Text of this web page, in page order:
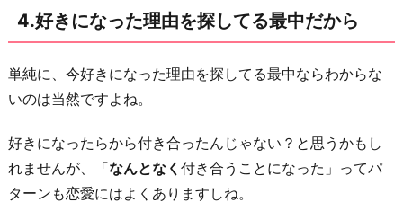
4.好きになった理由を探してる最中だから
単純に、今好きになった理由を探してる最中ならわからな
いのは当然ですよね。
好きになったらから付き合ったんじゃない？と思うかもし
れませんが、「なんとなく 付き合うことになった」ってパ
ターンも恋愛にはよくありますしね。